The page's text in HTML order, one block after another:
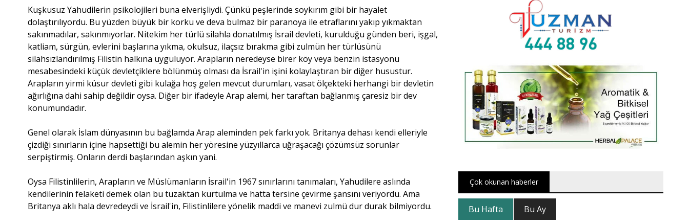
Kuşkusuz Yahudilerin psikolojileri buna elverişliydi. Çünkü peşlerinde soykırım gibi bir hayalet
dolaştırılıyordu. Bu yüzden büyük bir korku ve deva bulmaz bir paranoya ile etraflarını yakıp yıkmaktan
sakınmadılar, sakınmıyorlar. Nitekim her türlü silahla donatılmış İsrail devleti, kurulduğu günden beri, işgal,
katliam, sürgün, evlerini başlarına yıkma, okulsuz, ilaçsız bırakma gibi zulmün her türlüsünü
silahsızlandırılmış Filistin halkına uyguluyor. Arapların neredeyse birer köy veya benzin istasyonu
mesabesindeki küçük devletçiklere bölünmüş olması da İsrail'in işini kolaylaştıran bir diğer husustur.
Arapların yirmi küsur devleti gibi kulağa hoş gelen mevcut durumları, vasat ölçekteki herhangi bir devletin
ağırlığına dahi sahip değildir oysa. Diğer bir ifadeyle Arap alemi, her taraftan bağlanmış çaresiz bir dev
konumundadır.
Genel olarak İslam dünyasının bu bağlamda Arap aleminden pek farkı yok. Britanya dehası kendi elleriyle
çizdiği sınırların içine hapsettiği bu alemin her yöresine yüzyıllarca uğraşacağı çözümsüz sorunlar
serpiştirmiş. Onların derdi başlarından aşkın yani.
Oysa Filistinlilerin, Arapların ve Müslümanların İsrail'in 1967 sınırlarını tanımaları, Yahudilere aslında
kendilerinin felaketi demek olan bu tuzaktan kurtulma ve hatta tersine çevirme şansını veriyordu. Ama
Britanya aklı hala devredeydi ve İsrail'in, Filistinlilere yönelik maddi ve manevi zulmü dur durak bilmiyordu.
Çok okunan haberler
Bu Hafta Bu Ay